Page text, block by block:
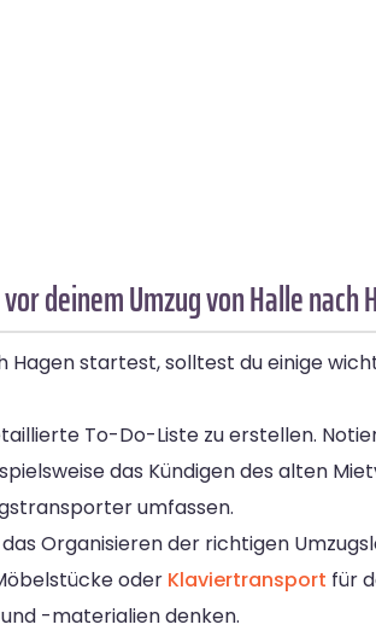
deinem Umzug von Halle
Hagen startest, solltest du einige
To-Do-Liste zu erstellen.
das Kündigen des alten
umfassen.
Organisieren der richtigen
oder Klaviertransport für
und -materialien denken.